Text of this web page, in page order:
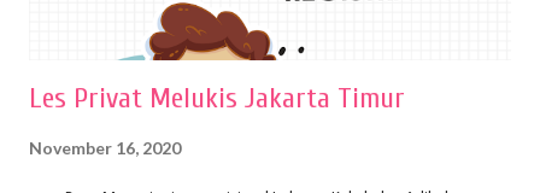
Les Privat Melukis Jakarta Timur
November 16, 2020